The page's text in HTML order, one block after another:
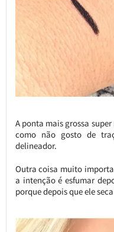
A ponta mais grossa
como não gosto de
delineador.
Outra coisa muito
a intenção é esfumar
porque depois que ele